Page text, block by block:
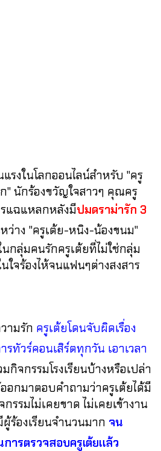
แรงในโลกออนไลน์สำหรับ "ครู
นักร้องขวัญใจสาวๆ คุณครู
แฉแหลกหลังมีปมดราม่ารัก 3
ว่าง "ครูเต้ย-หนิง-น้องขนม"
กลุ่มคนรักครูเต้ยที่ไม่ใช่กลุ่ม
ใจร้องไห้จนแฟนๆต่างสงสาร
ามรัก ครูเต้ยโดนจับผิดเรื่อง
รทัวร์คอนเสิร์ตทุกวัน เอาเวลา
มกิจกรรมโรงเรียนบ้างหรือเปล่า
ออกมาตอบคำถามว่าครูเต้ยได้มี
รรมไม่เคยขาด ไม่เคยเข้างาน
ร้องเรียนจำนวนมาก จน
ารตรวจสอบครูเต้ยแล้ว